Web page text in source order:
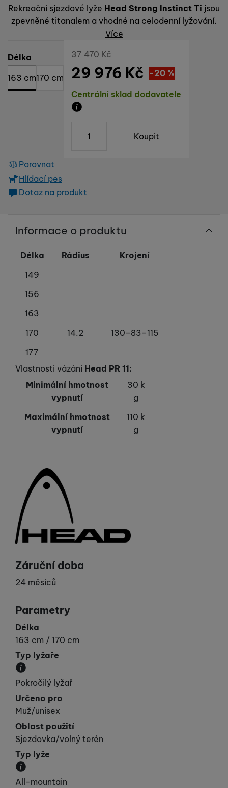
Rekreační sjezdové lyže Head Strong Instinct Ti jsou
zpevněné titanalem a vhodné na celodenní lyžování.
Více
Vyberte variantu
Délka
163 cm170 cm
Dostupnost
Centrální sklad dodavatele
Původní cena
37 470Kč
Sleva
7 494
(
-20 %
29 976 Kč
Koupit
Porovnat
Hlídací pes
Dotaz na produkt
Informace o produktu
Délka Rádius
Krojení
149
156
163
170
14.2
130–83–115
177
Vlastnosti vázání Head PR 11:
Minimální hmotnost
vypnutí
30 k
g
Maximální hmotnost
vypnutí
110 k
g
Výrobce
Záruční doba
24 měsíců
Parametry
Délka
163 cm / 170 cm
Typ lyžaře
Udává vaší „výkonnost“.
Pokročilý lyžař
Určeno pro
Muž/unisex
Oblast použití
Sjezdovka/volný terén
Typ lyže
Kategorie, do které lyže spadá svými vlastnostmi.
All-mountain